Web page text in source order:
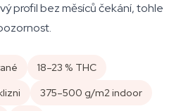
profil bez měsíců čekání, tohle
18–23 % THC
375–500 g/m2 indoor